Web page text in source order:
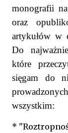
monografii
oraz
artykułów w
Do
które
sięgam do
wszystkim:
*